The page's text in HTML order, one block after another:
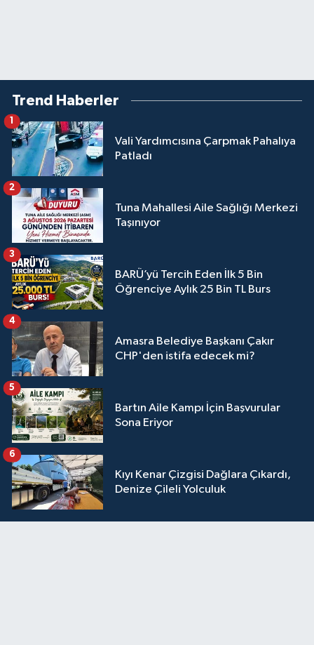
Trend Haberler
Vali Yardımcısına Çarpmak Pahalıya
Patladı
1
Tuna Mahallesi Aile Sağlığı Merkezi
Taşınıyor
2
BARÜ’yü Tercih Eden İlk 5 Bin
Öğrenciye Aylık 25 Bin TL Burs
3
Amasra Belediye Başkanı Çakır
CHP'den istifa edecek mi?
4
Bartın Aile Kampı İçin Başvurular
Sona Eriyor
5
Kıyı Kenar Çizgisi Dağlara Çıkardı,
Denize Çileli Yolculuk
6